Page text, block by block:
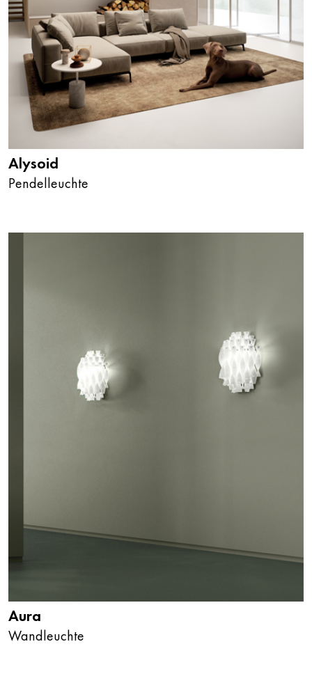
Alysoid
Pendelleuchte
Aura
Wandleuchte